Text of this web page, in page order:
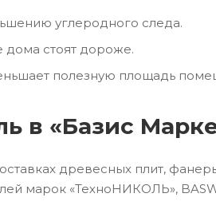
углеродного следа.
стоят дороже.
полезную площадь
в «Базис
древесных плит,
марок «ТехноНИКОЛЬ»,